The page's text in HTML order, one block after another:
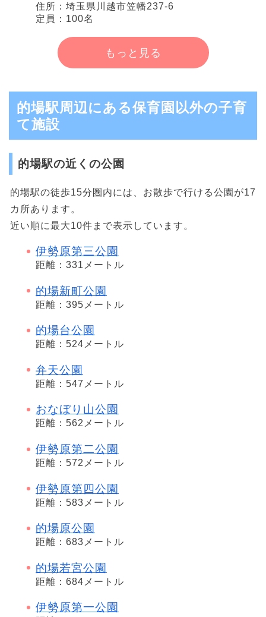
住所：埼玉県川越市笠幡237-6
定員：100名
もっと見る
的場駅周辺にある保育園以外の子育
て施設
的場駅の近くの公園
的場駅の徒歩15分圏内には、お散歩で行ける公園が17
カ所あります。
近い順に最大10件まで表示しています。
伊勢原第三公園
距離：331メートル
的場新町公園
距離：395メートル
的場台公園
距離：524メートル
弁天公園
距離：547メートル
おなぼり山公園
距離：562メートル
伊勢原第二公園
距離：572メートル
伊勢原第四公園
距離：583メートル
的場原公園
距離：683メートル
的場若宮公園
距離：684メートル
伊勢原第一公園